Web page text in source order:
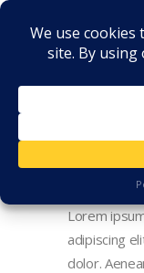
Lorem
adipiscing
dolor.